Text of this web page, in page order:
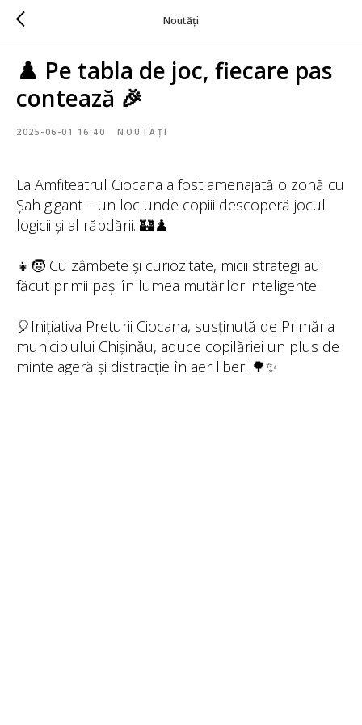
Noutăți
♟️ Pe tabla de joc, fiecare pas
contează 🎉
2025-06-01 16:40 NOUTAȚI
La Amfiteatrul Ciocana a fost amenajată o zonă cu
Șah gigant – un loc unde copiii descoperă jocul
logicii și al răbdării. 🏰♟️
👧🧒 Cu zâmbete și curiozitate, micii strategi au
făcut primii pași în lumea mutărilor inteligente.
🎈Inițiativa Preturii Ciocana, susținută de Primăria
municipiului Chișinău, aduce copilăriei un plus de
minte ageră și distracție în aer liber! 🌳✨